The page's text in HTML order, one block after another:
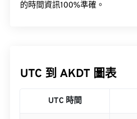
的時間資訊100%準確。
UTC 到 AKDT 圖表
UTC 時間